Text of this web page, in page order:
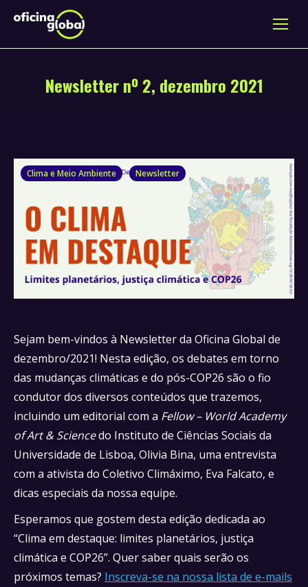
Newsletter nº 2, dezembro 2021
Clima e Meio Ambiente Newsletter
Sejam bem-vindos à Newsletter da Oficina Global de
dezembro/2021! Nesta edição, os debates em torno
das mudanças climáticas e do pós-COP26 são o fio
condutor dos diversos conteúdos que trazemos,
incluindo um editorial com a Fellow – World Academy
of Art & Sciencedo Instituto de Ciências Sociais da
Universidade de Lisboa, Olivia Bina, uma entrevista
com a ativista do Coletivo Climáximo, Eva Falcato, e
dicas especiais da nossa equipe.
Esperamos que gostem desta edição dedicada ao
“Clima em destaque: limites planetários, justiça
climática e COP26”. Quer saber quais serão os
próximos temas? Inscreva-se na nossa lista de e-mails